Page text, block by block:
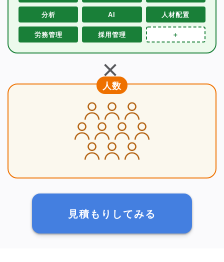
分析 AI 人材配置
労務管理 採用管理 ＋
＋
人数
見積もりしてみる